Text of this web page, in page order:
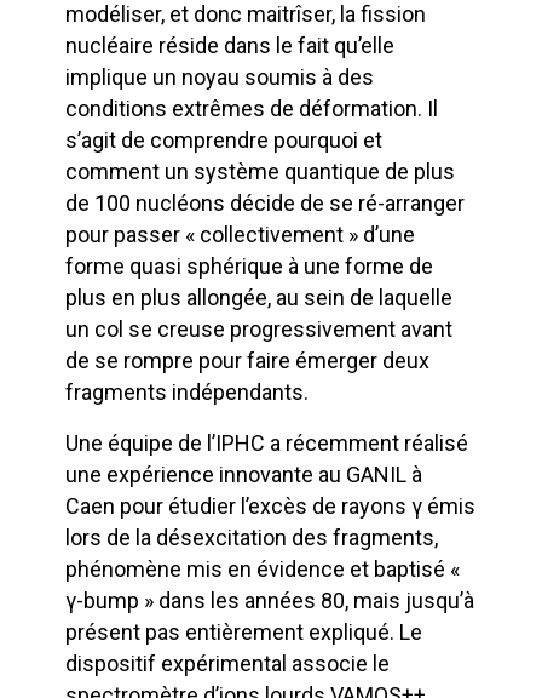
modéliser, et donc maitrîser, la fission
nucléaire réside dans le fait qu’elle
implique un noyau soumis à des
conditions extrêmes de déformation. Il
s’agit de comprendre pourquoi et
comment un système quantique de plus
de 100 nucléons décide de se ré-arranger
pour passer « collectivement » d’une
forme quasi sphérique à une forme de
plus en plus allongée, au sein de laquelle
un col se creuse progressivement avant
de se rompre pour faire émerger deux
fragments indépendants.
Une équipe de l’IPHC a récemment réalisé
une expérience innovante au GANIL à
Caen pour étudier l’excès de rayons γ émis
lors de la désexcitation des fragments,
phénomène mis en évidence et baptisé «
γ-bump » dans les années 80, mais jusqu’à
présent pas entièrement expliqué. Le
dispositif expérimental associe le